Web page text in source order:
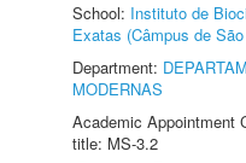
School: Instituto de
Exatas (Câmpus de
Department:
MODERNAS
Academic Appointment
title: MS-3.2